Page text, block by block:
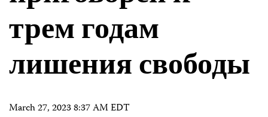
трем годам
лишения свободы
March 27, 2023 8:37 AM EDT